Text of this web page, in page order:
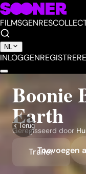
FILMSGENRES
NL
INLOGGEN
Terug
Boonie
Earth
Geregisseerd door
Trailer
Toevoegen